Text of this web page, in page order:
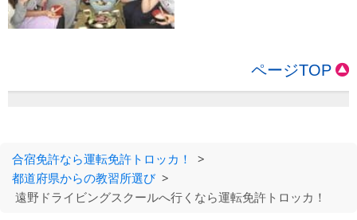
ページTOP
合宿免許なら運転免許トロッカ！
>
都道府県からの教習所選び >
遠野ドライビングスクールへ行くなら運転免許トロッカ！